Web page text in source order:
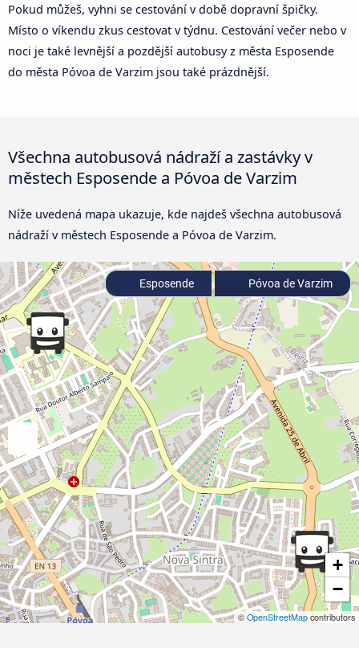
Pokud můžeš, vyhni se cestování v době dopravní špičky.
Místo o víkendu zkus cestovat v týdnu. Cestování večer nebo v
noci je také levnější a pozdější autobusy z města Esposende
do města Póvoa de Varzim jsou také prázdnější.
Všechna autobusová nádraží a zastávky v
městech Esposende a Póvoa de Varzim
Níže uvedená mapa ukazuje, kde najdeš všechna autobusová
nádraží v městech Esposende a Póvoa de Varzim.
+
−
© OpenStreetMap contributors
Esposende Póvoa de Varzim